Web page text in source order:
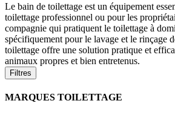
Le bain de toilettage est un équipement
toilettage professionnel ou pour les
compagnie qui pratiquent le toilettage à
spécifiquement pour le lavage et le rinçage
toilettage offre une solution pratique et
animaux propres et bien entretenus.
Filtres
MARQUES TOILETTAGE